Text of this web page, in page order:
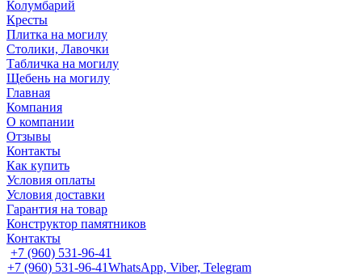
Колумбарий
Кресты
Плитка на могилу
Столики, Лавочки
Табличка на могилу
Щебень на могилу
Главная
Компания
О компании
Отзывы
Контакты
Как купить
Условия оплаты
Условия доставки
Гарантия на товар
Конструктор памятников
Контакты
+7 (960) 531-96-41
+7 (960) 531-96-41WhatsApp, Viber, Telegram